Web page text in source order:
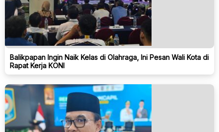
Balikpapan Ingin Naik Kelas di Olahraga, Ini Pesan Wali Kota di
Rapat Kerja KONI